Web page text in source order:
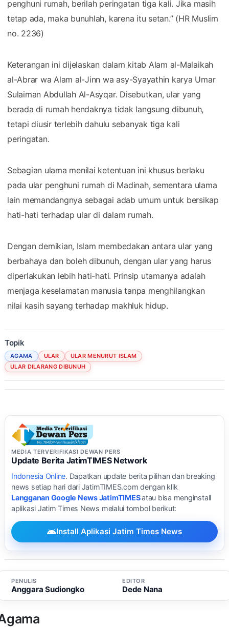
penghuni rumah, berilah peringatan tiga kali. Jika masih
tetap ada, maka bunuhlah, karena itu setan.” (HR Muslim
no. 2236)
Keterangan ini dijelaskan dalam kitab Alam al-Malaikah
al-Abrar wa Alam al-Jinn wa asy-Syayathin karya Umar
Sulaiman Abdullah Al-Asyqar. Disebutkan, ular yang
berada di rumah hendaknya tidak langsung dibunuh,
tetapi diusir terlebih dahulu sebanyak tiga kali
peringatan.
Sebagian ulama menilai ketentuan ini khusus berlaku
pada ular penghuni rumah di Madinah, sementara ulama
lain memandangnya sebagai adab umum untuk bersikap
hati-hati terhadap ular di dalam rumah.
Dengan demikian, Islam membedakan antara ular yang
berbahaya dan boleh dibunuh, dengan ular yang harus
diperlakukan lebih hati-hati. Prinsip utamanya adalah
menjaga keselamatan manusia tanpa menghilangkan
nilai kasih sayang terhadap makhluk hidup.
Topik
AGAMA ULAR
ULAR MENURUT ISLAM
ULAR DILARANG DIBUNUH
MEDIA TERVERIFIKASI DEWAN PERS
Update Berita JatimTIMES Network
Indonesia Online. Dapatkan update berita pilihan dan breaking
news setiap hari dari JatimTIMES.com dengan klik
Langganan Google News JatimTIMESatau bisa menginstall
aplikasi Jatim Times News melalui tombol berikut:
Install Aplikasi Jatim Times News
PENULIS
Anggara Sudiongko
EDITOR
Dede Nana